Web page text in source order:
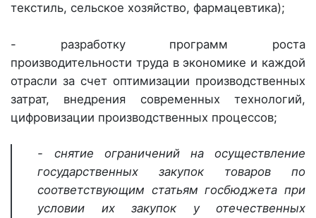
текстиль, сельское хозяйство, фармацевтика);
- разработку программ роста
производительности труда в экономике и каждой
отрасли за счет оптимизации производственных
затрат, внедрения современных технологий,
цифровизации производственных процессов;
- снятие ограничений на осуществление
государственных закупок товаров по
соответствующим статьям госбюджета при
условии их закупок у отечественных